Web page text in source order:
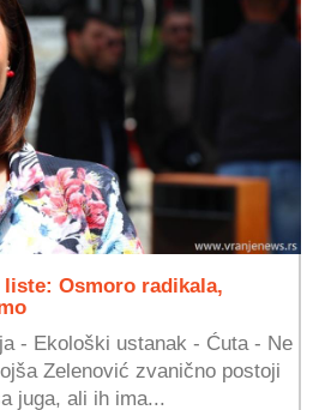
Osmoro radikala,
- Ekološki ustanak - Ćuta - Ne
Zelenović zvanično postoji
juga, ali ih ima...